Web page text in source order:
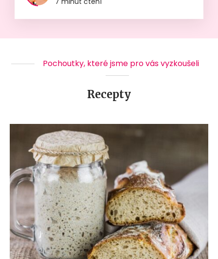
Pochoutky, které jsme pro vás vyzkoušeli
Recepty